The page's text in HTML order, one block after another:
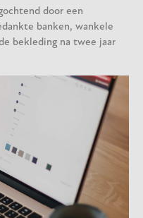
door een
banken, wankele
bekleding na twee jaar